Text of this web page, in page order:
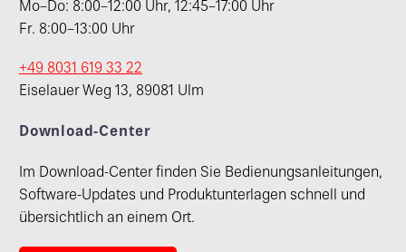
Mo–Do: 8:00–12:00 Uhr, 12:45–17:00 Uhr
Fr. 8:00–13:00 Uhr
+49 8031 619 33 22
Eiselauer Weg 13, 89081 Ulm
Download-Center
Im Download-Center finden Sie Bedienungsanleitungen,
Software-Updates und Produktunterlagen schnell und
übersichtlich an einem Ort.